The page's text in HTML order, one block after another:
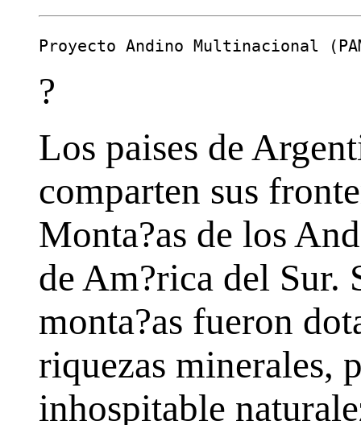
Proyecto Andino Multinacional
?
Los paises de
comparten sus
Monta?as de los
de Am?rica del Sur.
monta?as fueron
riquezas minerales,
inhospitable